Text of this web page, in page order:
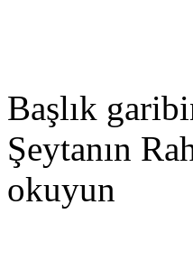
Başlık
Şeytanın
okuyun